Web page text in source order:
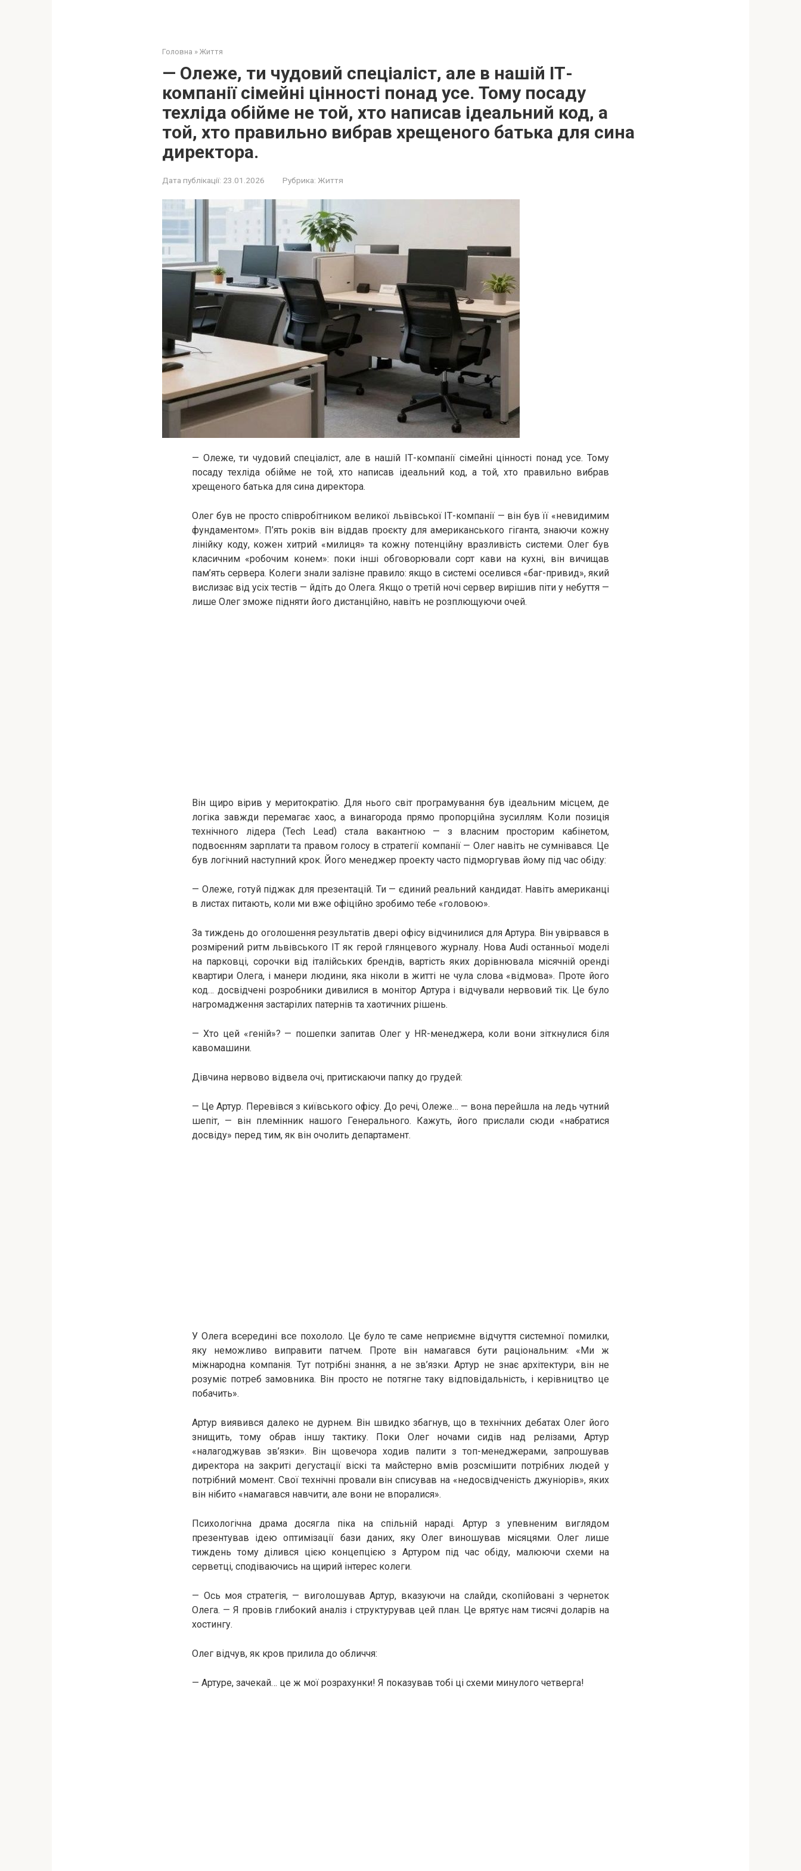
Головна » Життя
— Олеже, ти чудовий спеціаліст, але в нашій ІТ-
компанії сімейні цінності понад усе. Тому посаду
техліда обійме не той, хто написав ідеальний код, а
той, хто правильно вибрав хрещеного батька для сина
директора.
Дата публікації: 23.01.2026 Рубрика: Життя
— Олеже, ти чудовий спеціаліст, але в нашій ІТ-компанії сімейні цінності понад усе. Тому
посаду техліда обійме не той, хто написав ідеальний код, а той, хто правильно вибрав
хрещеного батька для сина директора.
Олег був не просто співробітником великої львівської ІТ-компанії — він був її «невидимим
фундаментом». П’ять років він віддав проєкту для американського гіганта, знаючи кожну
лінійку коду, кожен хитрий «милиця» та кожну потенційну вразливість системи. Олег був
класичним «робочим конем»: поки інші обговорювали сорт кави на кухні, він вичищав
пам’ять сервера. Колеги знали залізне правило: якщо в системі оселився «баг-привид», який
вислизає від усіх тестів — йдіть до Олега. Якщо о третій ночі сервер вирішив піти у небуття —
лише Олег зможе підняти його дистанційно, навіть не розплющуючи очей.
Він щиро вірив у меритократію. Для нього світ програмування був ідеальним місцем, де
логіка завжди перемагає хаос, а винагорода прямо пропорційна зусиллям. Коли позиція
технічного лідера (Tech Lead) стала вакантною — з власним просторим кабінетом,
подвоєнням зарплати та правом голосу в стратегії компанії — Олег навіть не сумнівався. Це
був логічний наступний крок. Його менеджер проекту часто підморгував йому під час обіду:
— Олеже, готуй піджак для презентацій. Ти — єдиний реальний кандидат. Навіть американці
в листах питають, коли ми вже офіційно зробимо тебе «головою».
За тиждень до оголошення результатів двері офісу відчинилися для Артура. Він увірвався в
розмірений ритм львівського ІТ як герой глянцевого журналу. Нова Audi останньої моделі
на парковці, сорочки від італійських брендів, вартість яких дорівнювала місячній оренді
квартири Олега, і манери людини, яка ніколи в житті не чула слова «відмова». Проте його
код… досвідчені розробники дивилися в монітор Артура і відчували нервовий тік. Це було
нагромадження застарілих патернів та хаотичних рішень.
— Хто цей «геній»? — пошепки запитав Олег у HR-менеджера, коли вони зіткнулися біля
кавомашини.
Дівчина нервово відвела очі, притискаючи папку до грудей:
— Це Артур. Перевівся з київського офісу. До речі, Олеже… — вона перейшла на ледь чутний
шепіт, — він племінник нашого Генерального. Кажуть, його прислали сюди «набратися
досвіду» перед тим, як він очолить департамент.
У Олега всередині все похололо. Це було те саме неприємне відчуття системної помилки,
яку неможливо виправити патчем. Проте він намагався бути раціональним: «Ми ж
міжнародна компанія. Тут потрібні знання, а не зв’язки. Артур не знає архітектури, він не
розуміє потреб замовника. Він просто не потягне таку відповідальність, і керівництво це
побачить».
Артур виявився далеко не дурнем. Він швидко збагнув, що в технічних дебатах Олег його
знищить, тому обрав іншу тактику. Поки Олег ночами сидів над релізами, Артур
«налагоджував зв’язки». Він щовечора ходив палити з топ-менеджерами, запрошував
директора на закриті дегустації віскі та майстерно вмів розсмішити потрібних людей у
потрібний момент. Свої технічні провали він списував на «недосвідченість джуніорів», яких
він нібито «намагався навчити, але вони не впоралися».
Психологічна драма досягла піка на спільній нараді. Артур з упевненим виглядом
презентував ідею оптимізації бази даних, яку Олег виношував місяцями. Олег лише
тиждень тому ділився цією концепцією з Артуром під час обіду, малюючи схеми на
серветці, сподіваючись на щирий інтерес колеги.
— Ось моя стратегія, — виголошував Артур, вказуючи на слайди, скопійовані з чернеток
Олега. — Я провів глибокий аналіз і структурував цей план. Це врятує нам тисячі доларів на
хостингу.
Олег відчув, як кров прилила до обличчя:
— Артуре, зачекай… це ж мої розрахунки! Я показував тобі ці схеми минулого четверга!